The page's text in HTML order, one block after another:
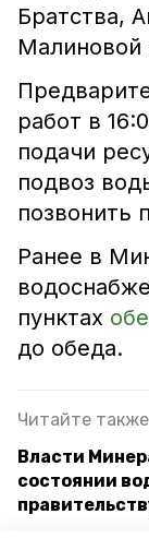
Братства,
Малиновой
работ в
подачи
подвоз
позвонить
Ранее в
пунктах
до обеда.
Читайте
Власти
состоянии